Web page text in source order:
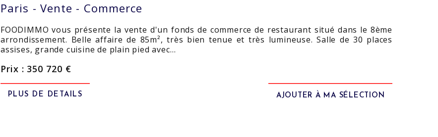
Paris - Vente - Commerce
FOODIMMO vous présente la vente d'un fonds de commerce de restaurant situé dans le 8ème
arrondissement. Belle affaire de 85m², très bien tenue et très lumineuse. Salle de 30 places
assises, grande cuisine de plain pied avec…
Prix : 350 720 €
PLUS DE DETAILS AJOUTER À MA SÉLECTION